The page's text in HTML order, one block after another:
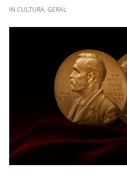
IN CULTURA, GERAL